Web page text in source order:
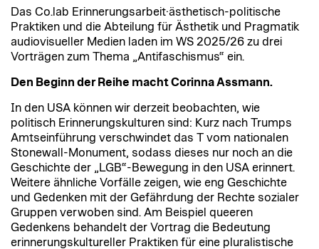
Das Co.lab Erinnerungsarbeit·ästhetisch-politische
Praktiken und die Abteilung für Ästhetik und Pragmatik
audiovisueller Medien laden im WS 2025/26 zu drei
Vorträgen zum Thema „Antifaschismus“ ein.
Den Beginn der Reihe macht Corinna Assmann.
In den USA können wir derzeit beobachten, wie
politisch Erinnerungskulturen sind: Kurz nach Trumps
Amtseinführung verschwindet das T vom nationalen
Stonewall-Monument, sodass dieses nur noch an die
Geschichte der „LGB“-Bewegung in den USA erinnert.
Weitere ähnliche Vorfälle zeigen, wie eng Geschichte
und Gedenken mit der Gefährdung der Rechte sozialer
Gruppen verwoben sind. Am Beispiel queeren
Gedenkens behandelt der Vortrag die Bedeutung
erinnerungskultureller Praktiken für eine pluralistische